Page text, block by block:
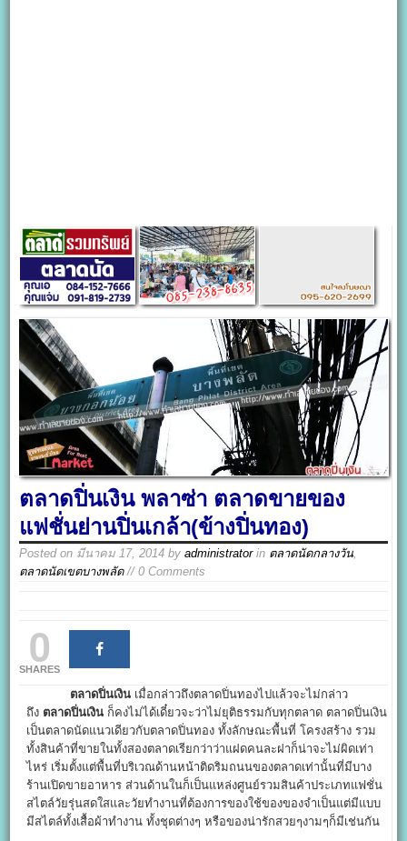
ตลาดปิ่นเงิน พลาซ่า ตลาดขายของ
แฟชั่นย่านปิ่นเกล้า(ข้างปิ่นทอง)
Posted on มีนาคม 17, 2014 byadministratorin ตลาดนัดกลางวัน,
ตลาดนัดเขตบางพลัด// 0 Comments
0
SHARES
ตลาดปิ่นเงิน เมื่อกล่าวถึงตลาดปิ่นทองไปแล้วจะไม่กล่าว
ถึง ตลาดปิ่นเงิน ก็คงไม่ได้เดี๋ยวจะว่าไม่ยุติธรรมกับทุกตลาด ตลาดปิ่นเงิน
เป็นตลาดนัดแนวเดียวกับตลาดปิ่นทอง ทั้งลักษณะพื้นที่ โครงสร้าง รวม
ทั้งสินค้าที่ขายในทั้งสองตลาดเรียกว่าว่าแฝดคนละฝาก็น่าจะไม่ผิดเท่า
ไหร่ เริ่มตั้งแต่พื้นที่บริเวณด้านหน้าติดริมถนนของตลาดเท่านั้นที่มีบาง
ร้านเปิดขายอาหาร ส่วนด้านในก็เป็นแหล่งศูนย์รวมสินค้าประเภทแฟชั่น
สไตล์วัยรุ่นสดใสและวัยทำงานที่ต้องการของใช้ของของจำเป็นแต่มีแบบ
มีสไตล์ทั้งเสื้อผ้าทำงาน ทั้งชุดต่างๆ หรือของน่ารักสวยๆงามๆก็มีเช่นกัน